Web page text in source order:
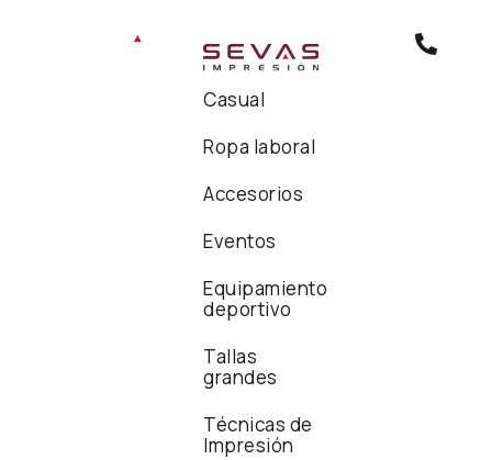
Casual
Ropa laboral
Accesorios
Eventos
Equipamiento
deportivo
Tallas
grandes
Técnicas de
Impresión